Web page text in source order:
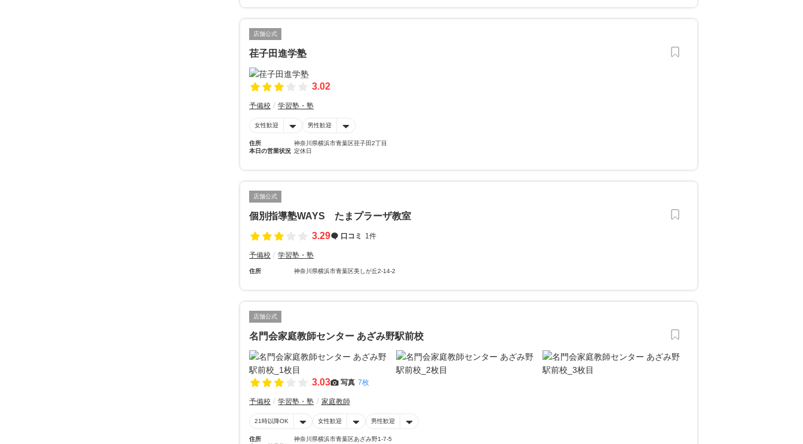
店舗公式
荏子田進学塾
3.02
予備校 学習塾・塾
女性歓迎 男性歓迎
住所
神奈川県横浜市青葉区荏子田2丁目
本日の営業状況 定休日
店舗公式
個別指導塾WAYS たまプラーザ教室
3.29
口コミ 1件
予備校 学習塾・塾
住所 神奈川県横浜市青葉区美しが丘2-14-2
店舗公式
名門会家庭教師センター あざみ野駅前校
3.03 写真 7枚
予備校 学習塾・塾 家庭教師
21時以降OK 女性歓迎 男性歓迎
住所
神奈川県横浜市青葉区あざみ野1-7-5